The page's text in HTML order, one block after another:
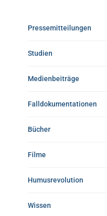
Pressemitteilungen
Studien
Medienbeiträge
Falldokumentationen
Bücher
Filme
Humusrevolution
Wissen